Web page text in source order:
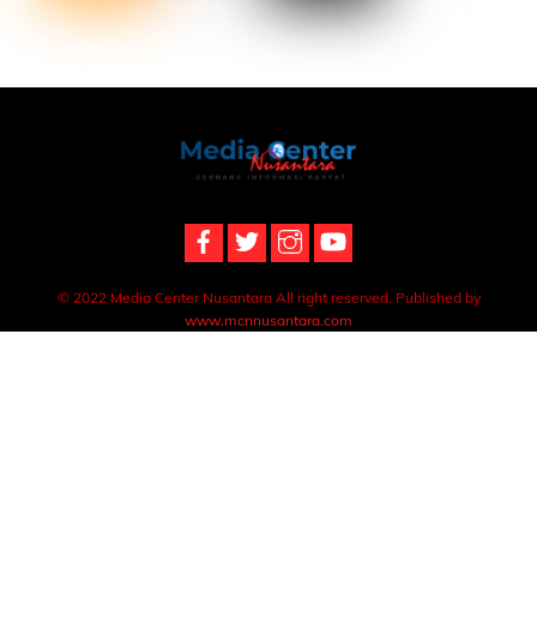
Back
To
© 2022 Media Center Nusantara All right reserved. Published by
www.mcnnusantara.com